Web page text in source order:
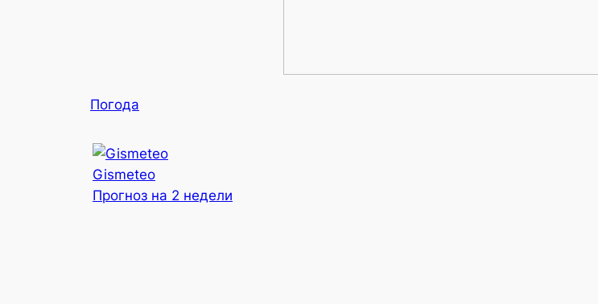
Погода
Gismeteo
Прогноз на 2 недели